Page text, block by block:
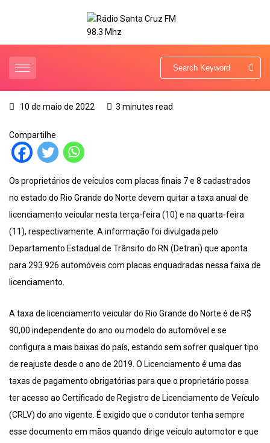
10 de maio de 2022 3 minutes read
Compartilhe
Os proprietários de veículos com placas finais 7 e 8 cadastrados
no estado do Rio Grande do Norte devem quitar a taxa anual de
licenciamento veicular nesta terça-feira (10) e na quarta-feira
(11), respectivamente. A informação foi divulgada pelo
Departamento Estadual de Trânsito do RN (Detran) que aponta
para 293.926 automóveis com placas enquadradas nessa faixa de
licenciamento.
A taxa de licenciamento veicular do Rio Grande do Norte é de R$
90,00 independente do ano ou modelo do automóvel e se
configura a mais baixas do país, estando sem sofrer qualquer tipo
de reajuste desde o ano de 2019. O Licenciamento é uma das
taxas de pagamento obrigatórias para que o proprietário possa
ter acesso ao Certificado de Registro de Licenciamento de Veículo
(CRLV) do ano vigente. É exigido que o condutor tenha sempre
esse documento em mãos quando dirige veículo automotor e que